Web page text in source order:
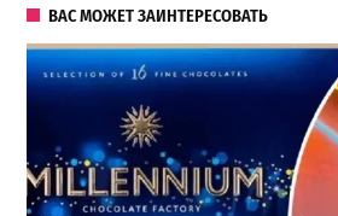
ВАС МОЖЕТ ЗАИНТЕРЕСОВАТЬ